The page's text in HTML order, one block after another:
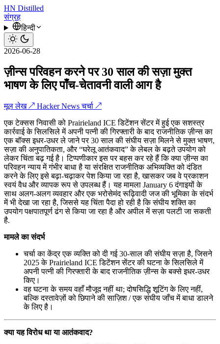
HN Distilled
संग्रह
हिन्दी
2026-06-28
ज़ीन्स परिवहन करने पर 30 साल की सज़ा मुक्त
भाषण के लिए पाँच-चेतावनी वाली आग है
मूल लेख ↗ Hacker News चर्चा ↗
एक टेक्सस निवासी को Prairieland ICE डिटेंशन सेंटर में हुई एक सशस्त्र
कार्रवाई के सिलसिले में अपनी पत्नी की गिरफ्तारी के बाद राजनीतिक ज़ीन्स का
एक बॉक्स इधर-उधर ले जाने पर 30 साल की संघीय सज़ा मिलने से मुक्त भाषण,
सज़ा की अनुपातिकता, और “घरेलू आतंकवाद” के लेबल के बढ़ते उपयोग को
लेकर चिंता बढ़ गई है। टिप्पणीकार इस पर बहस कर रहे हैं कि क्या ज़ीन्स का
परिवहन न्याय में गंभीर बाधा है या संरक्षित राजनीतिक अभिव्यक्ति को दंडित
करने के लिए इसे बढ़ा-चढ़ाकर पेश किया जा रहा है, खासकर जब वे प्रकाशन
स्वयं वैध और व्यापक रूप से उपलब्ध हैं। यह मामला January 6 दंगाइयों के
साथ अलग-अलग व्यवहार और एक भरोसेमंद रूढ़िवादी जज की भूमिका के संदर्भ
में भी देखा जा रहा है, जिससे यह चिंता पैदा हो रही है कि संघीय शक्ति का
उपयोग पक्षपातपूर्ण ढंग से किया जा रहा है और अपील में सज़ा पलटी जा सकती
है.
मामले का संदर्भ
चर्चा का केंद्र एक व्यक्ति को दी गई 30‑साल की संघीय सज़ा है, जिसने
2025 के Prairieland ICE डिटेंशन सेंटर की घटना के सिलसिले में
अपनी पत्नी की गिरफ्तारी के बाद राजनीतिक ज़ीन्स के बक्से इधर-उधर
किए।
वह घटना के समय वहाँ मौजूद नहीं था; दोषसिद्धि शूटिंग के लिए नहीं,
बल्कि दस्तावेज़ों को छिपाने की साज़िश / एक संघीय जाँच में बाधा डालने
के लिए है।
क्या यह विरोध था या आतंकवाद?